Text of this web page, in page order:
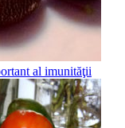
al imunităţii